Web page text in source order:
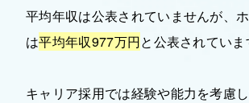
平均年収は公表されていませんが、
は平均年収977万円と公表されてい
キャリア採用では経験や能力を考慮